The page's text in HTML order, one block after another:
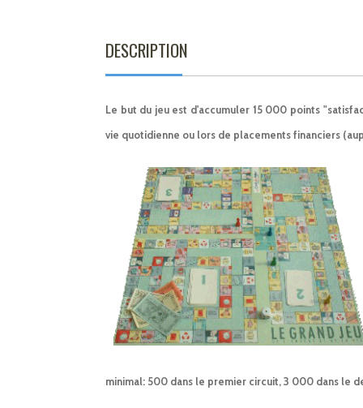
DESCRIPTION
Le but du jeu est d'accumuler 15 000 points
vie quotidienne ou lors de placements financiers
minimal: 500 dans le premier circuit, 3 000 dans le